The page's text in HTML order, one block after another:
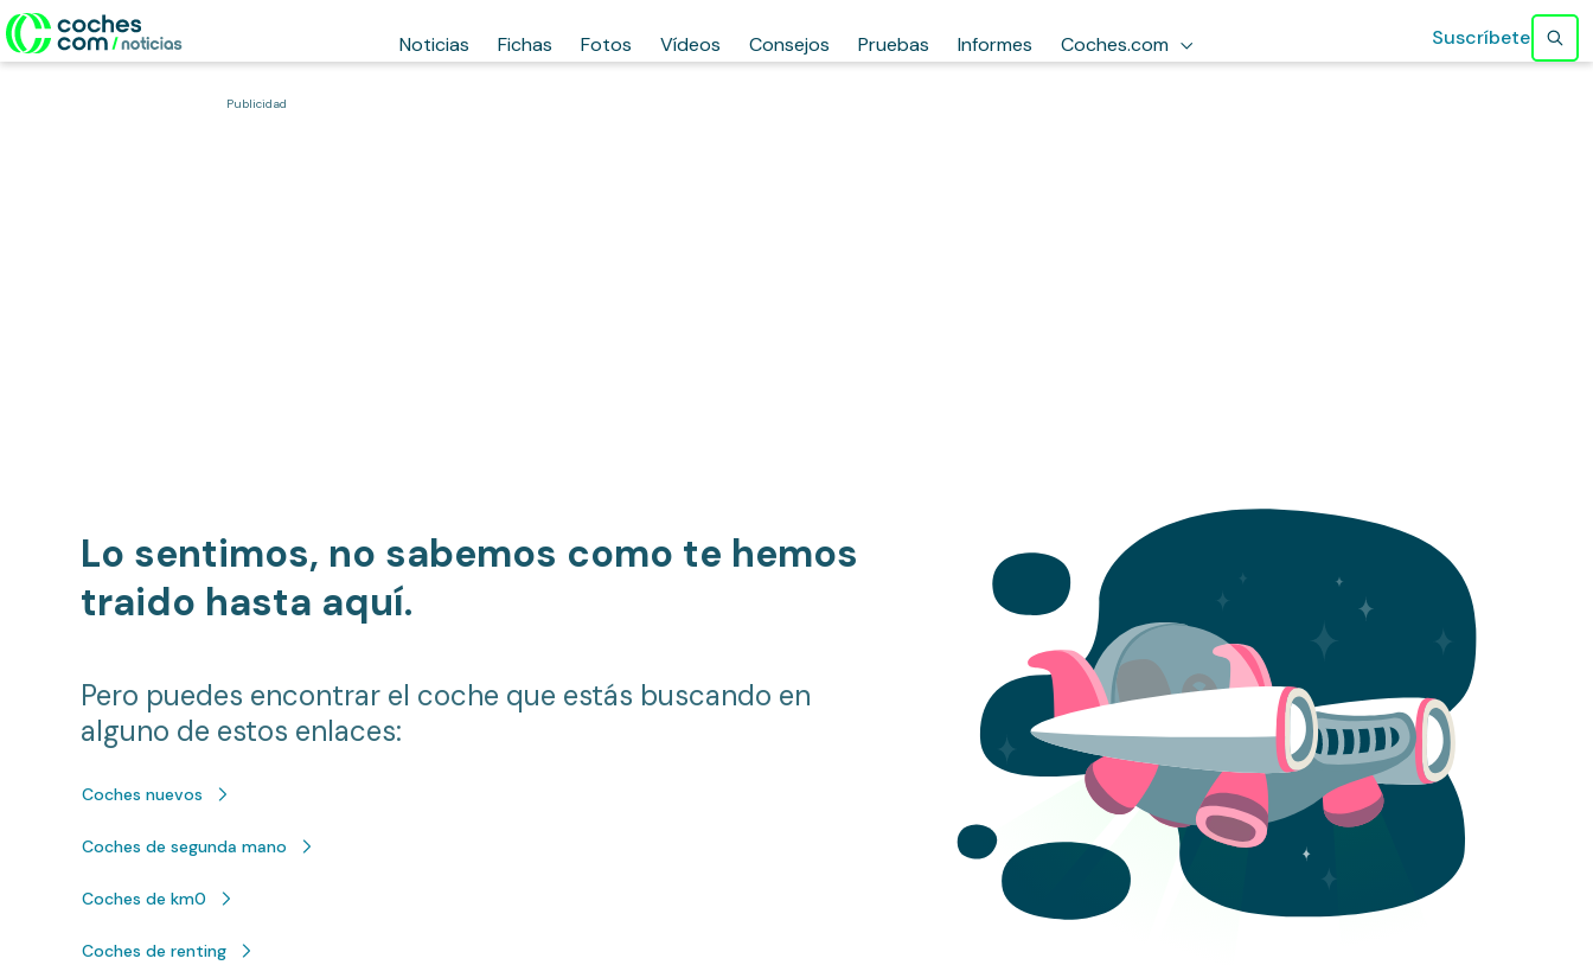
Noticias Fichas Fotos Vídeos Consejos Pruebas Informes Coches.com Suscríbete
Publicidad
Lo sentimos, no sabemos como te hemos
traido hasta aquí.
Pero puedes encontrar el coche que estás buscando en
alguno de estos enlaces:
Coches nuevos
Coches de segunda mano
Coches de km0
Coches de renting